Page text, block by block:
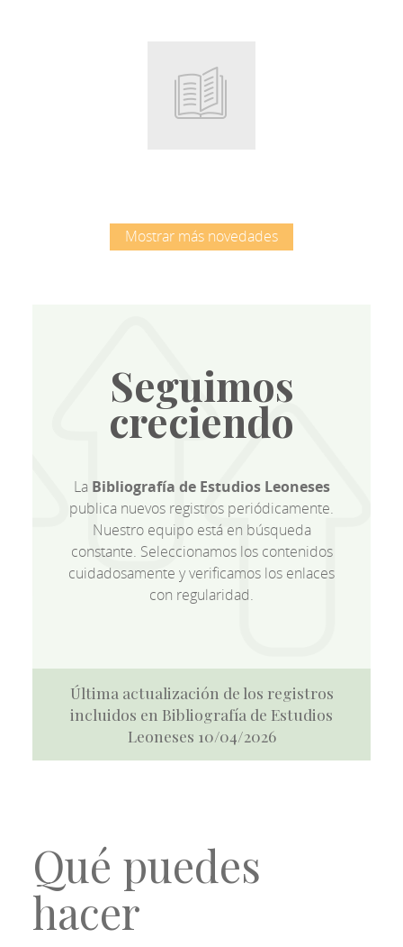
Root
Mostrar más novedades
Seguimos
creciendo
La Bibliografía de Estudios Leoneses
publica nuevos registros periódicamente.
Nuestro equipo está en búsqueda
constante. Seleccionamos los contenidos
cuidadosamente y verificamos los enlaces
con regularidad.
Última actualización de los registros
incluidos en Bibliografía de Estudios
Leoneses 10/04/2026
Qué puedes
hacer